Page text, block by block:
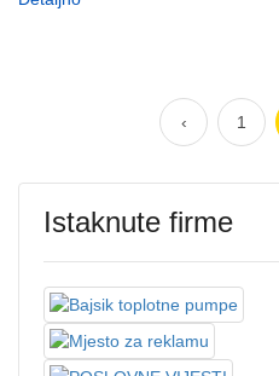
‹ 1
Istaknute firme